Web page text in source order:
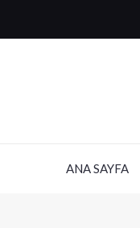
ANA SAYFA